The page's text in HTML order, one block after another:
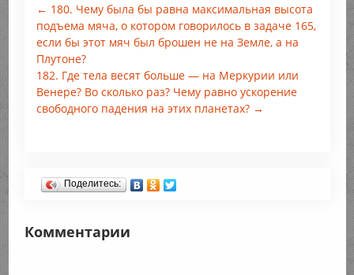
← 180. Чему была бы равна максимальная высота
подъема мяча, о котором говорилось в задаче 165,
если бы этот мяч был брошен не на Земле, а на
Плутоне?
182. Где тела весят больше — на Меркурии или
Венере? Во сколько раз? Чему равно ускорение
свободного падения на этих планетах? →
Поделитесь:
Комментарии